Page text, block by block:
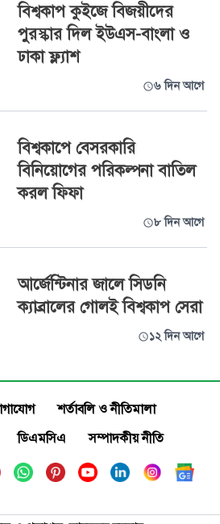
বিশ্বকাপ কুইজে বিজয়ীদের
পুরস্কার দিল ইউএস-বাংলা ও
ঢাকা ফ্ল্যাশ
৬ দিন আগে
বিশ্বকাপে বেসরকারি
বিনিয়োগের পরিকল্পনা বাতিল
করল ফিফা
৮ দিন আগে
আর্জেন্টিনার জালে সিডনি
ক্যাব্রালের গোলই বিশ্বকাপ সেরা
১২ দিন আগে
শর্তাবলি ও নীতিমালা
ডিএমসিএ সম্পাদকীয় নীতি